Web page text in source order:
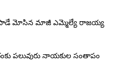
మోసిన మాజీ ఎమ్మెల్యే రాజయ్య
పలువురు నాయకుల సంతాపం